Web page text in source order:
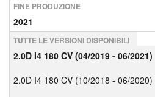
FINE PRODUZIONE
2021
TUTTE LE VERSIONI DISPONIBILI
2.0D I4 180 CV (04/2019 - 06/2021)
2.0D I4 180 CV (10/2018 - 06/2020)